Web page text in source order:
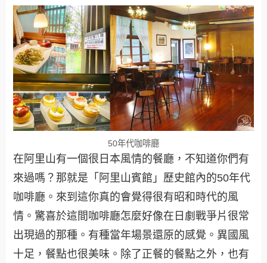
50年代咖啡廳
在阿里山有一個很日本風情的餐廳，不知道你們有
來過嗎？那就是「阿里山賓館」歷史館內的50年代
咖啡廳。來到這你真的會覺得很有昭和時代的風
情。驚喜於這間咖啡廳怎麼好像在日劇戰爭片很常
出現過的那種。有種當年場景還原的感覺。異國風
十足，餐點也很美味。除了正餐的餐點之外，也有